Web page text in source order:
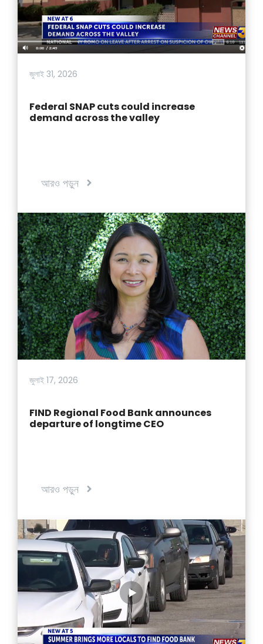
জুলাই 31, 2026
Federal SNAP cuts could increase
demand across the valley
আরও পড়ুন
জুলাই 17, 2026
FIND Regional Food Bank announces
departure of longtime CEO
আরও পড়ুন